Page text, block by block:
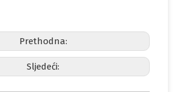
Prethodna:
Sljedeći: